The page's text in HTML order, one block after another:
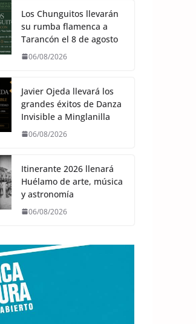
Los Chunguitos llevarán
su rumba flamenca a
Tarancón el 8 de agosto
06/08/2026
Javier Ojeda llevará los
grandes éxitos de Danza
Invisible a Minglanilla
06/08/2026
Itinerante 2026 llenará
Huélamo de arte, música
y astronomía
06/08/2026